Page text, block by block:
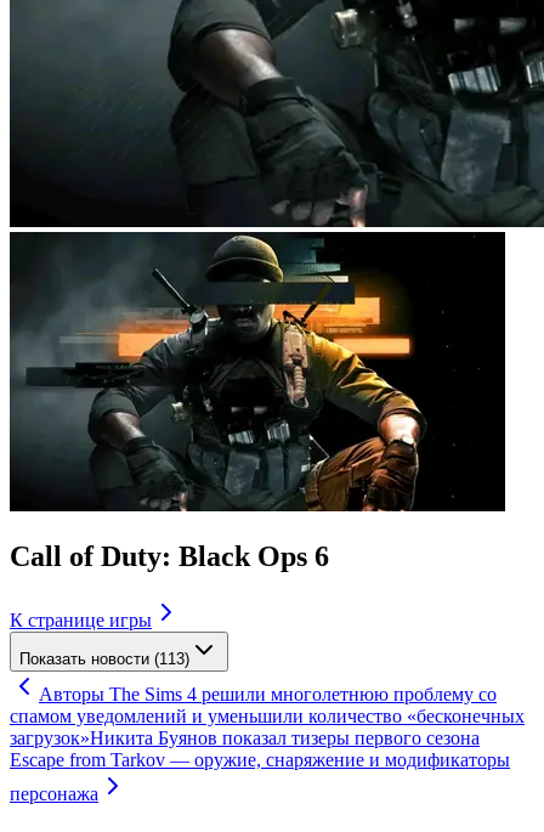
Call of Duty: Black Ops 6
К странице игры
Показать новости (113)
Авторы The Sims 4 решили многолетнюю проблему со
спамом уведомлений и уменьшили количество «бесконечных
загрузок»Никита Буянов показал тизеры первого сезона
Escape from Tarkov — оружие, снаряжение и модификаторы
персонажа